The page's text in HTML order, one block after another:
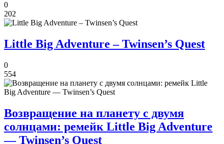
0
202
Little Big Adventure – Twinsen’s Quest
0
554
Возвращение на планету с двумя
солнцами: ремейк Little Big Adventure
— Twinsen’s Quest